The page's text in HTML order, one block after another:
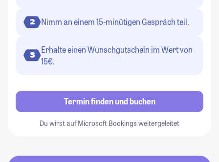
2 Nimm an einem 15-minütigen Gespräch teil.
3
Erhalte einen Wunschgutschein im Wert von
15€.
Termin finden und buchen
Du wirst auf Microsoft Bookings weitergeleitet